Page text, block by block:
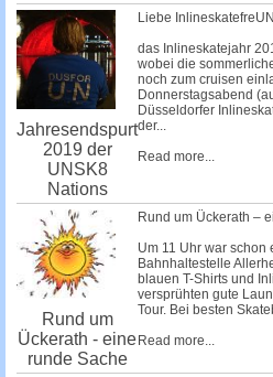
Jahresendspurt
2019 der
UNSK8
Nations
Liebe
das Inlineskatejahr
wobei die
noch zum cruisen
Donnerstagsabend
Düsseldorfer
der...
Read more...
Rund um
Ückerath - eine
runde Sache
Rund um Ückerath –
Um 11 Uhr war schon
Bahnhaltestelle
blauen T-Shirts und
versprühten gute
Tour. Bei besten
Read more...